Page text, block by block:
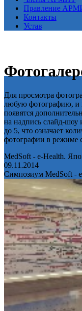
Правление
Контакты
Устав
Для просмотра
любую фотографию, и
появятся
на надпись слайд-шоу
до 5, что означает
фотографии в режиме
MedSoft - e-Health.
09.11.2014
Симпозиум MedSoft -